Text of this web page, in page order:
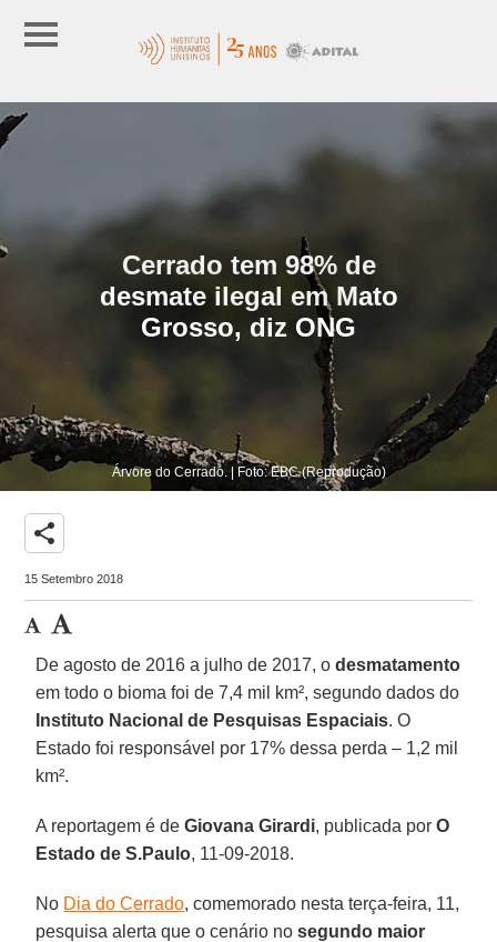
Cerrado tem 98% de
desmate ilegal em Mato
Grosso, diz ONG
Árvore do Cerrado. | Foto: EBC (Reprodução)
share
15 Setembro 2018
De agosto de 2016 a julho de 2017, odesmatamento
em todo o bioma foi de 7,4 mil km², segundo dados do
Instituto Nacional de Pesquisas Espaciais. O
Estado foi responsável por 17% dessa perda – 1,2 mil
km².
A reportagem é deGiovana Girardi, publicada porO
Estado de S.Paulo, 11-09-2018.
No Dia do Cerrado, comemorado nesta terça-feira, 11,
pesquisa alerta que o cenário nosegundo maior